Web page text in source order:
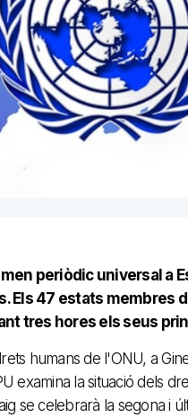
periòdic universal a
Els 47 estats membres
tres hores els seus
humans de l'ONU, a
examina la situació dels
se celebrarà la segona i